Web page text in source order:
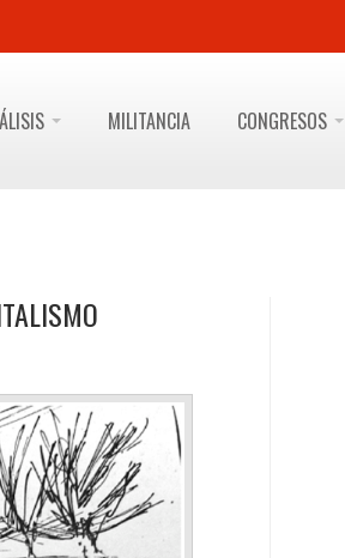
MILITANCIA CONGRESOS